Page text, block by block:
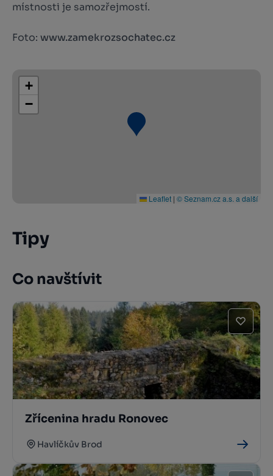
místnosti je samozřejmostí.
Foto: www.zamekrozsochatec.cz
+
−
Leaflet | © Seznam.cz a.s. a další
Tipy
Co navštívit
Zřícenina hradu Ronovec
Havlíčkův Brod